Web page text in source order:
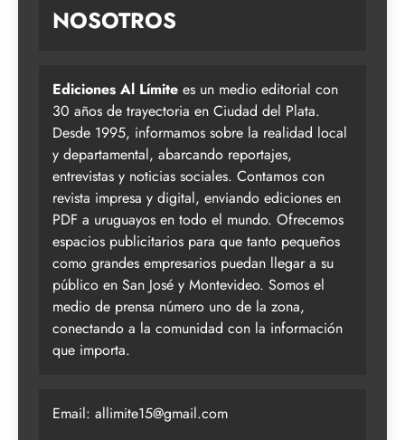
NOSOTROS
Ediciones Al Límite es un medio editorial con
30 años de trayectoria en Ciudad del Plata.
Desde 1995, informamos sobre la realidad local
y departamental, abarcando reportajes,
entrevistas y noticias sociales. Contamos con
revista impresa y digital, enviando ediciones en
PDF a uruguayos en todo el mundo. Ofrecemos
espacios publicitarios para que tanto pequeños
como grandes empresarios puedan llegar a su
público en San José y Montevideo. Somos el
medio de prensa número uno de la zona,
conectando a la comunidad con la información
que importa.
Email: allimite15@gmail.com